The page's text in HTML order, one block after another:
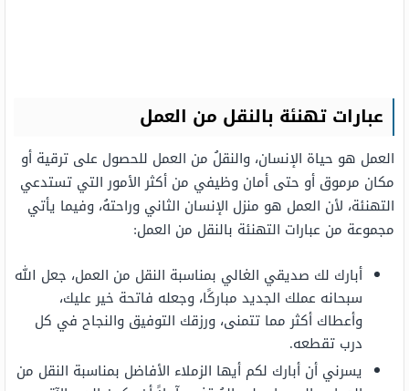
عبارات تهنئة بالنقل من العمل
العمل هو حياة الإنسان، والنقلُ من العمل للحصول على ترقية أو
مكان مرموق أو حتى أمان وظيفي من أكثر الأمور التي تستدعي
التهنئة، لأن العمل هو منزل الإنسان الثاني وراحتهُ، وفيما يأتي
مجموعة من عبارات التهنئة بالنقل من العمل:
أبارك لك صديقي الغالي بمناسبة النقل من العمل، جعل الله
سبحانه عملك الجديد مباركًا، وجعله فاتحة خير عليك،
وأعطاك أكثر مما تتمنى، ورزقك التوفيق والنجاح في كل
درب تقطعه.
يسرني أن أبارك لكم أيها الزملاء الأفاضل بمناسبة النقل من